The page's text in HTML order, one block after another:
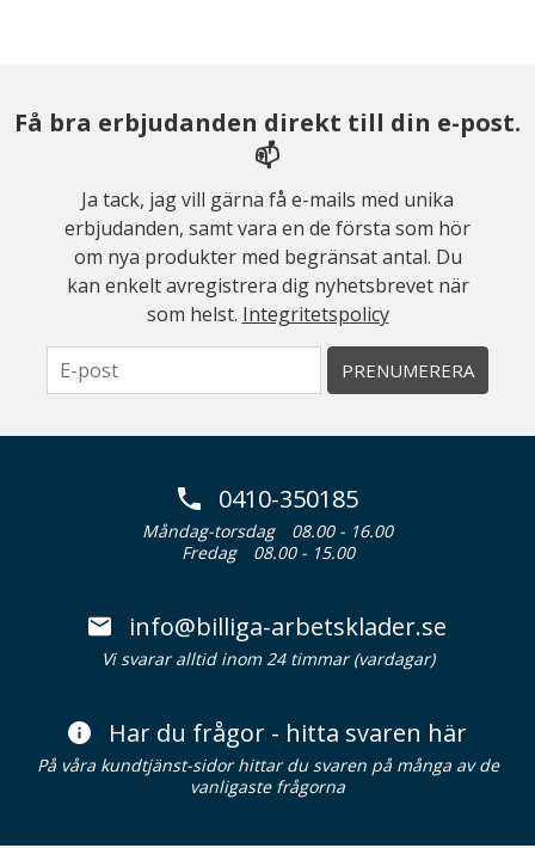
Få bra erbjudanden direkt till din e-post.
📫
Ja tack, jag vill gärna få e-mails med unika
erbjudanden, samt vara en de första som hör
om nya produkter med begränsat antal. Du
kan enkelt avregistrera dig nyhetsbrevet när
som helst. Integritetspolicy
PRENUMERERA
0410-350185
Måndag-torsdag
08.00 - 16.00
Fredag
08.00 - 15.00
info@billiga-arbetsklader.se
Vi svarar alltid inom 24 timmar (vardagar)
Har du frågor - hitta svaren här
På våra kundtjänst-sidor hittar du svaren på många av de
vanligaste frågorna